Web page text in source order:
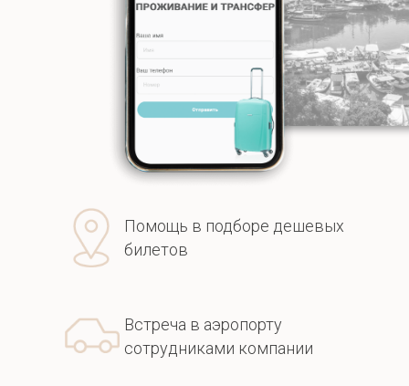
Помощь в подборе дешевых
билетов
Встреча в аэропорту
сотрудниками компании